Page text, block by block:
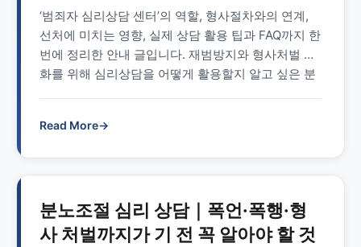
‘범죄자 심리상담 센터’의 역할, 형사절차와의 연계,
선처에 미치는 영향, 실제 상담 활용 팁과 FAQ까지 한
번에 정리한 안내 글입니다. 재범방지와 형사처벌 완
화를 위해 심리상담을 어떻게 활용할지 알고 싶은 분
Read More→
분노조절 심리 상담｜폭언·폭행·형
사 처벌까지가 기 전 꼭 알아야 할 것